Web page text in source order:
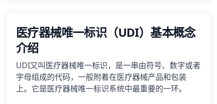
医疗器械唯一标识（UDI）基本概念
介绍
UDI又叫医疗器械唯一标识，是一串由符号、数字或者
字母组成的代码，一般附着在医疗器械产品和包装
上。它是医疗器械唯一标识系统中最重要的一环。